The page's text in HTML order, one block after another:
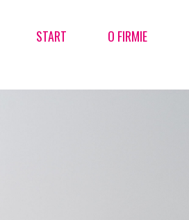
START O FIRMIE